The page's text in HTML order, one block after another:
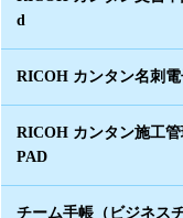
d
RICOH カンタン名刺電
RICOH カンタン施工
PAD
チーム手帳（ビジネス